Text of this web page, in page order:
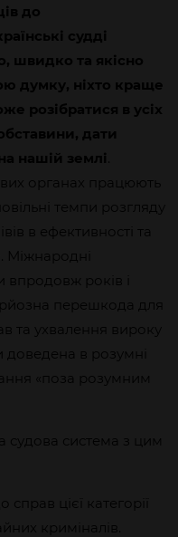
до
судді
швидко та якісно
думку, ніхто краще
розібратися в усіх
дати
нашій землі
органах працюють
темпи розгляду
в ефективності та
Міжнародні
років і
перешкода для
та ухвалення вироку
в розумні
«поза розумним
судова система з цим
цієї категорії
криміналів.